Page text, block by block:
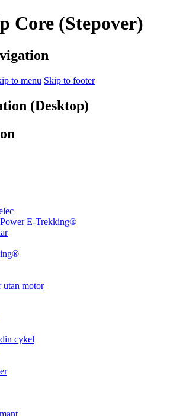
Core (Stepover)
to menu Skip to footer
(Desktop)
E-Trekking®
motor
cykel